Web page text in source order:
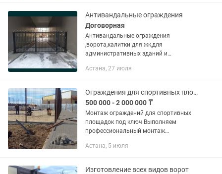
вылета мяча за пределы...
Антивандальные ограждения
Договорная
Антивандальные ограждения
,ворота,калитки для жк,для
административных зданий и
качественные,прочные,долговечные!!!
Астана, 27 июля
Ограждения для спортивных площадок.
500 000 - 2 000 000 ₸
Монтаж ограждений для спортивных
площадок под ключ Выполняем
профессиональный монтаж
любой сложности. ✔ Монтаж 3D-
металлических...
Астана, 5 июля
Изготовление всех видов ворот